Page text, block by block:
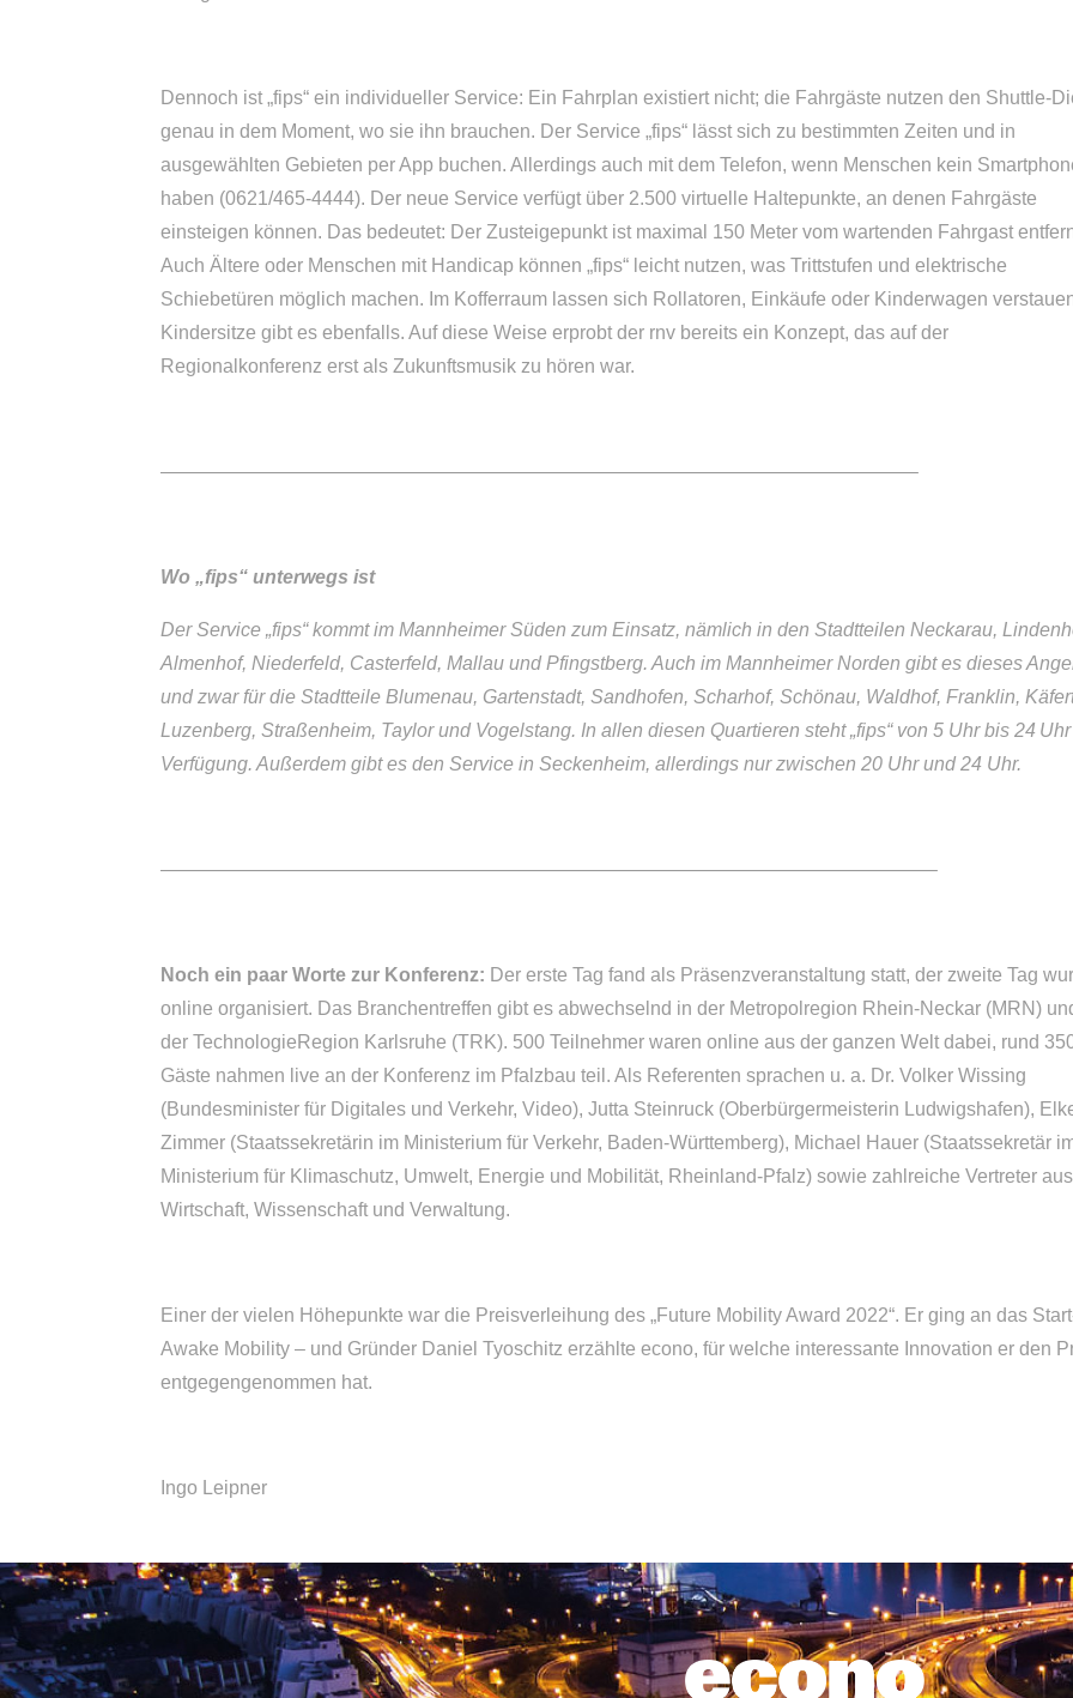
Dennoch ist „fips“ ein individueller Service: Ein Fahrplan existiert nicht; die Fahrgäste nutzen den Shuttle-
genau in dem Moment, wo sie ihn brauchen. Der Service „fips“ lässt sich zu bestimmten Zeiten und in
ausgewählten Gebieten per App buchen. Allerdings auch mit dem Telefon, wenn Menschen kein
haben (0621/465-4444). Der neue Service verfügt über 2.500 virtuelle Haltepunkte, an denen Fahrgäste
einsteigen können. Das bedeutet: Der Zusteigepunkt ist maximal 150 Meter vom wartenden Fahrgast
Auch Ältere oder Menschen mit Handicap können „fips“ leicht nutzen, was Trittstufen und elektrische
Schiebetüren möglich machen. Im Kofferraum lassen sich Rollatoren, Einkäufe oder Kinderwagen
Kindersitze gibt es ebenfalls. Auf diese Weise erprobt der rnv bereits ein Konzept, das auf der
Regionalkonferenz erst als Zukunftsmusik zu hören war.
———————————————————————————————————————–
Wo „fips“ unterwegs ist
Der Service „fips“ kommt im Mannheimer Süden zum Einsatz, nämlich in den Stadtteilen Neckarau,
Almenhof, Niederfeld, Casterfeld, Mallau und Pfingstberg. Auch im Mannheimer Norden gibt es dieses
und zwar für die Stadtteile Blumenau, Gartenstadt, Sandhofen, Scharhof, Schönau, Waldhof, Franklin,
Luzenberg, Straßenheim, Taylor und Vogelstang. In allen diesen Quartieren steht „fips“ von 5 Uhr bis 24
Verfügung. Außerdem gibt es den Service in Seckenheim, allerdings nur zwischen 20 Uhr und 24 Uhr.
————————————————————————————————————————–
Noch ein paar Worte zur Konferenz: Der erste Tag fand als Präsenzveranstaltung statt, der zweite Tag
online organisiert. Das Branchentreffen gibt es abwechselnd in der Metropolregion Rhein-Neckar (MRN)
der TechnologieRegion Karlsruhe (TRK). 500 Teilnehmer waren online aus der ganzen Welt dabei, rund
Gäste nahmen live an der Konferenz im Pfalzbau teil. Als Referenten sprachen u. a. Dr. Volker Wissing
(Bundesminister für Digitales und Verkehr, Video), Jutta Steinruck (Oberbürgermeisterin Ludwigshafen),
Zimmer (Staatssekretärin im Ministerium für Verkehr, Baden-Württemberg), Michael Hauer (Staatssekretär
Ministerium für Klimaschutz, Umwelt, Energie und Mobilität, Rheinland-Pfalz) sowie zahlreiche Vertreter aus
Wirtschaft, Wissenschaft und Verwaltung.
Einer der vielen Höhepunkte war die Preisverleihung des „Future Mobility Award 2022“. Er ging an das
Awake Mobility – und Gründer Daniel Tyoschitz erzählte econo, für welche interessante Innovation er den
entgegengenommen hat.
Ingo Leipner